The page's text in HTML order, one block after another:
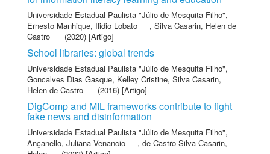
Universidade Estadual Paulista "Júlio de Mesquita Filho",
Ernesto Manhique, Ilidio Lobato
, Silva Casarin, Helen de
Castro
(2020) [Artigo]
School libraries: global trends
Universidade Estadual Paulista "Júlio de Mesquita Filho",
Goncalves Dias Gasque, Kelley Cristine, Silva Casarin,
Helen de Castro
(2016) [Artigo]
DigComp and MIL frameworks contribute to fight
fake news and disinformation
Universidade Estadual Paulista "Júlio de Mesquita Filho",
Ançanello, Juliana Venancio
, de Castro Silva Casarin,